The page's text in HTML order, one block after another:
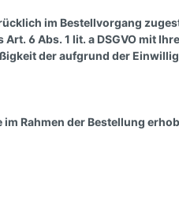
im Bestellvorgang
6 Abs. 1 lit. a DSGVO mit
der aufgrund der
Rahmen der Bestellung